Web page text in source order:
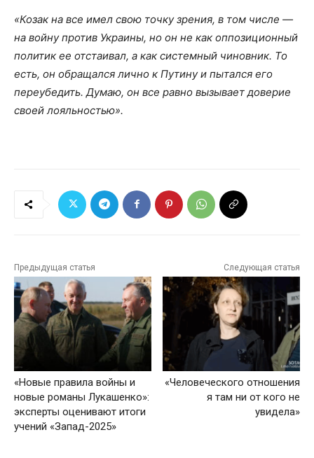
«Козак на все имел свою точку зрения, в том числе —
на войну против Украины, но он не как оппозиционный
политик ее отстаивал, а как системный чиновник. То
есть, он обращался лично к Путину и пытался его
переубедить. Думаю, он все равно вызывает доверие
своей лояльностью».
Предыдущая статья
«Новые правила войны и
новые романы Лукашенко»:
эксперты оценивают итоги
учений «Запад-2025»
Следующая статья
«Человеческого отношения
я там ни от кого не
увидела»